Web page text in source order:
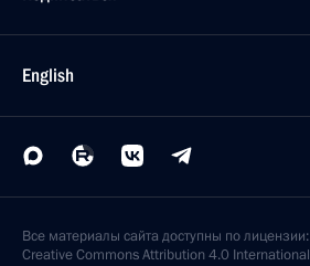
English
Все материалы сайта доступны по лицензии:
Creative Commons Attribution 4.0 International